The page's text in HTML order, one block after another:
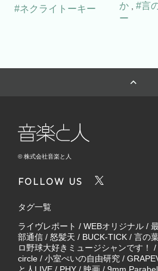
#ネクライトーキー
か
#言
ー
© 株式会社音楽と人
FOLLOW US
タグ一覧
ライヴレポート / WEBオリジナル /
部通信 / 怒髪天 / BUCK-TICK / 言の
ロ野球大好きミュージシャンです！
/
circle / 小室ぺいの自由研究 /